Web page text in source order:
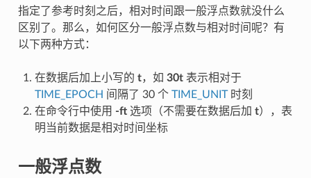
指定了参考时刻之后，相对时间跟一般浮点数就没什么
区别了。那么，如何区分一般浮点数与相对时间呢？有
以下两种方式：
在数据后加上小写的 t，如 30t表示相对于
TIME_EPOCH 间隔了 30 个 TIME_UNIT时刻
在命令行中使用 -ft选项（不需要在数据后加 t），表
明当前数据是相对时间坐标
一般浮点数